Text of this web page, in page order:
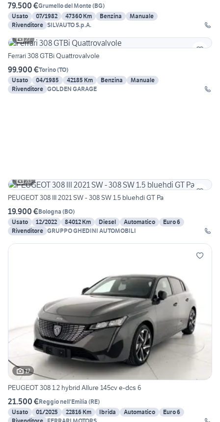
79.500 €Grumello del Monte(BG)
Usato
07/1982 47360 Km Benzina
Manuale
Rivenditore SILVAUTO S.p.A.
27
Ferrari 308 GTBi Quattrovalvole
99.900 €Torino(TO)
Usato
04/1985 42185 Km Benzina
Manuale
Rivenditore GOLDEN GARAGE
20
PEUGEOT 308 III 2021 SW - 308 SW 1.5 bluehdi GT Pa
19.900 €Bologna (BO)
Usato
12/2022 84012 Km Diesel Automatico
Euro 6
Rivenditore GRUPPO GHEDINI AUTOMOBILI
17
PEUGEOT 308 1.2 hybrid Allure 145cv e-dcs 6
21.500 €Reggio nell'Emilia (RE)
Usato
01/2025 22816 Km Ibrida Automatico
Euro 6